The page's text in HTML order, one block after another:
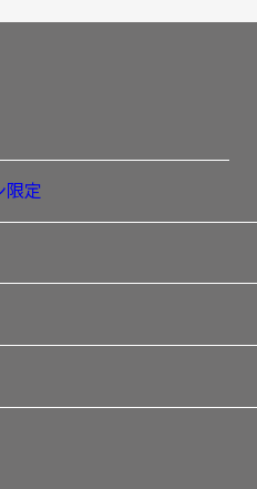
限定